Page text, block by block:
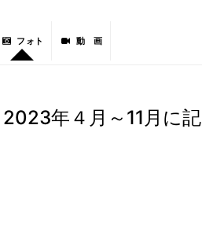
フォト 動 画
年４月～11月に記